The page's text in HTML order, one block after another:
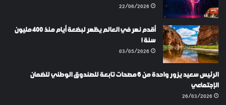
22/06/2026
أقدم نهر في العالم يظهر لبضعة أيام منذ 400 مليون
سنة !
03/05/2026
الرئيس سعيد يزور واحدة من 6 مصحات تابعة للصندوق الوطني للضمان
الإجتماعي
26/03/2026